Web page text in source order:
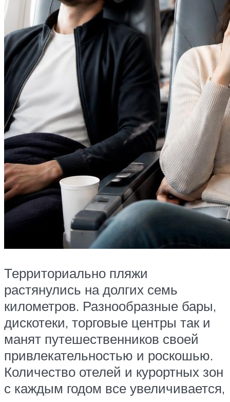
Территориально пляжи
растянулись на долгих семь
километров. Разнообразные бары,
дискотеки, торговые центры так и
манят путешественников своей
привлекательностью и роскошью.
Количество отелей и курортных зон
с каждым годом все увеличивается,